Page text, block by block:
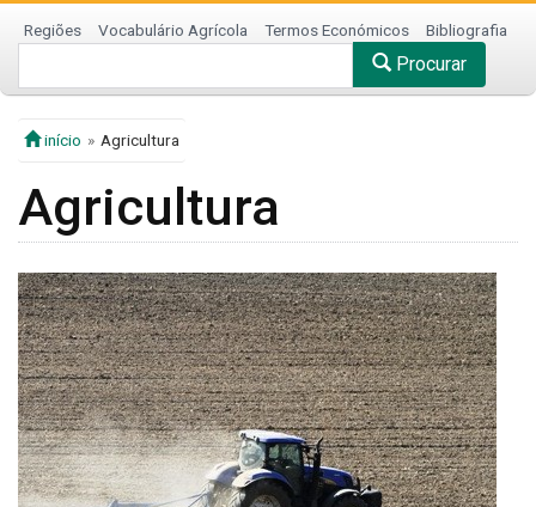
Regiões Vocabulário Agrícola Termos Económicos Bibliografia
Procurar
início Agricultura
Agricultura